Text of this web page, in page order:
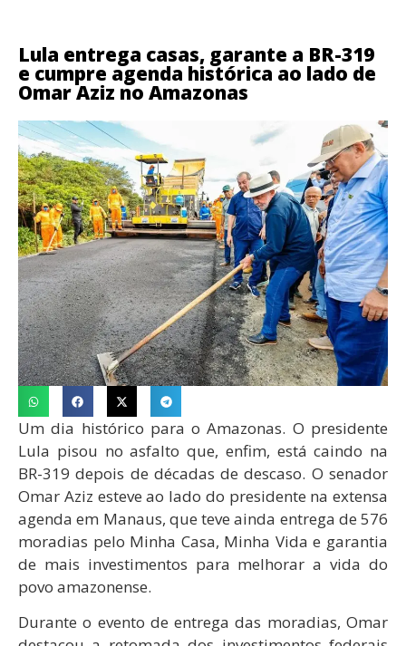
Lula entrega casas, garante a BR-319
e cumpre agenda histórica ao lado de
Omar Aziz no Amazonas
Um dia histórico para o Amazonas. O presidente
Lula pisou no asfalto que, enfim, está caindo na
BR-319 depois de décadas de descaso. O senador
Omar Aziz esteve ao lado do presidente na extensa
agenda em Manaus, que teve ainda entrega de 576
moradias pelo Minha Casa, Minha Vida e garantia
de mais investimentos para melhorar a vida do
povo amazonense.
Durante o evento de entrega das moradias, Omar